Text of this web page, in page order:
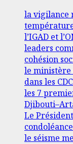
la vigilance
l’IGAD et
leaders
cohésion
le ministère
dans les
les 7
Le
le séisme